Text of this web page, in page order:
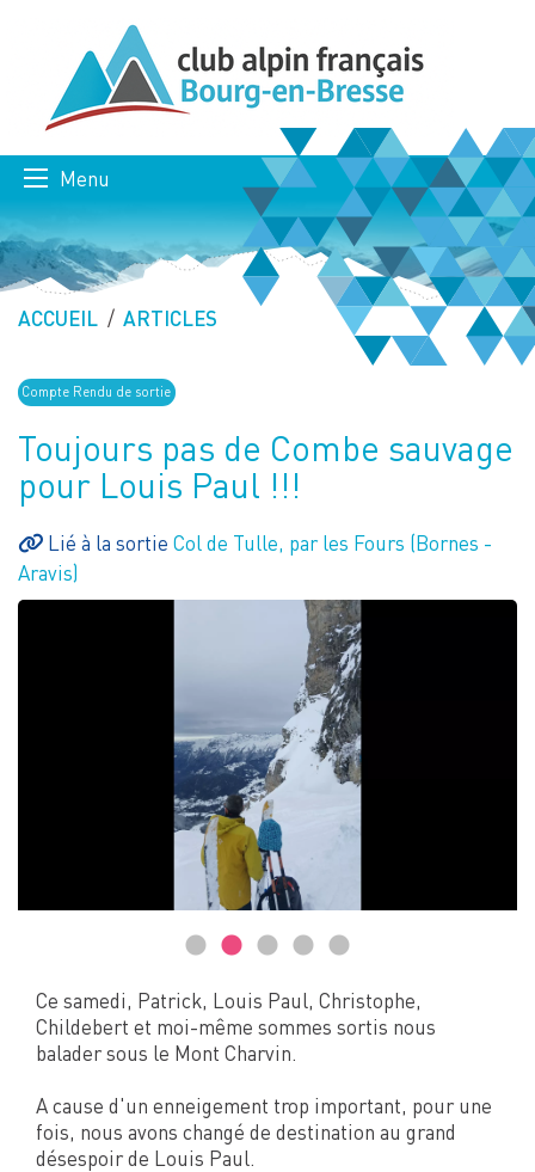
Menu
ACCUEIL ARTICLES
Compte Rendu de sortie
Toujours pas de Combe sauvage
pour Louis Paul !!!
Lié à la sortie Col de Tulle, par les Fours (Bornes -
Aravis)
Ce samedi, Patrick, Louis Paul, Christophe,
Childebert et moi-même sommes sortis nous
balader sous le Mont Charvin.
A cause d'un enneigement trop important, pour une
fois, nous avons changé de destination au grand
désespoir de Louis Paul.